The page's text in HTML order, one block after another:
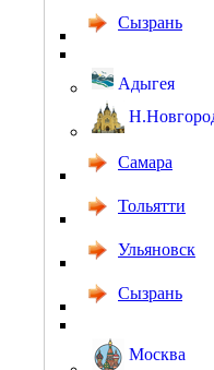
Сызрань
Адыгея
Самара
Тольятти
Ульяновск
Сызрань
Москва